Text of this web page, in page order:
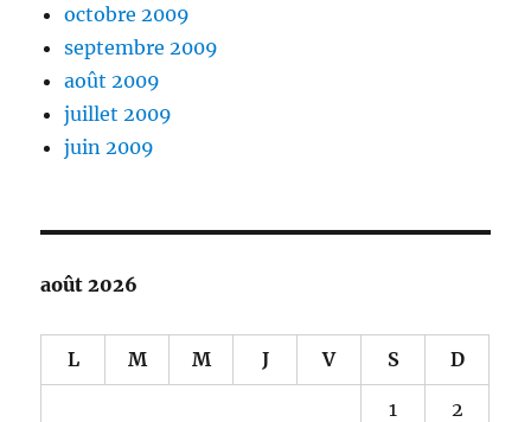
octobre 2009
septembre 2009
août 2009
juillet 2009
juin 2009
août 2026
L M M J V S D
1 2